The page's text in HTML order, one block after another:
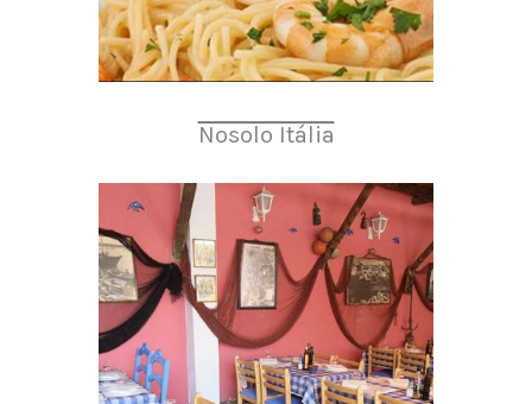
Nosolo Itália